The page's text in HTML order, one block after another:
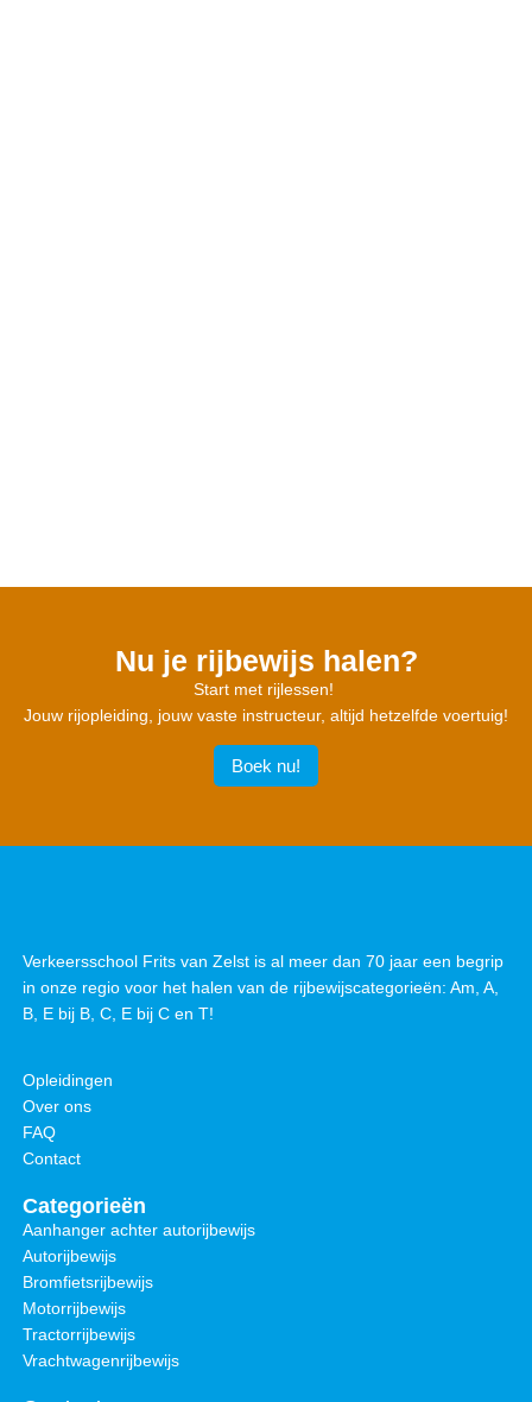
Nu je rijbewijs halen?
Start met rijlessen!
Jouw rijopleiding, jouw vaste instructeur, altijd hetzelfde voertuig!
Boek nu!
Verkeersschool Frits van Zelst is al meer dan 70 jaar een begrip
in onze regio voor het halen van de rijbewijscategorieën: Am, A,
B, E bij B, C, E bij C en T!
Opleidingen
Over ons
FAQ
Contact
Categorieën
Aanhanger achter autorijbewijs
Autorijbewijs
Bromfietsrijbewijs
Motorrijbewijs
Tractorrijbewijs
Vrachtwagenrijbewijs